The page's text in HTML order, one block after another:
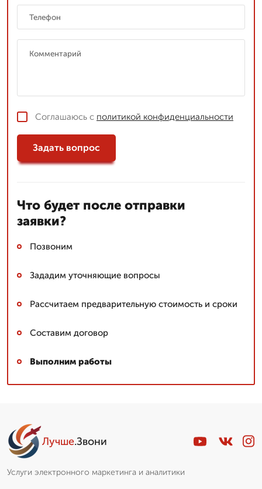
Соглашаюсь с политикой конфиденциальности
Задать вопрос
Что будет после отправки
заявки?
Позвоним
Зададим уточняющие вопросы
Рассчитаем предварительную стоимость и сроки
Составим договор
Выполним работы
Лучше.Звони
Услуги электронного маркетинга и аналитики